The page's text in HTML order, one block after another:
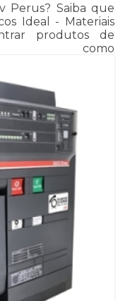
Perus? Saiba que
Ideal - Materiais
produtos de
como